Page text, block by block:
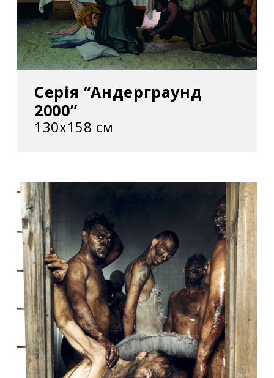
Серія “Андерграунд
2000”
130х158 см